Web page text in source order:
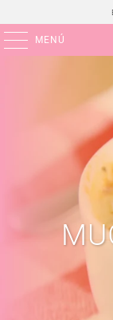
MENÚ